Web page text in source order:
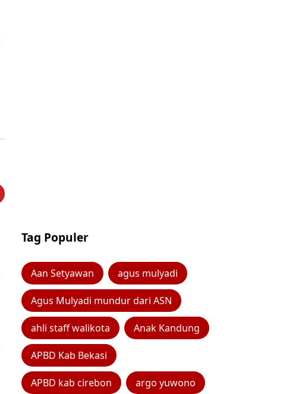
Tag Populer
Aan Setyawan agus mulyadi
Agus Mulyadi mundur dari ASN
ahli staff walikota Anak Kandung
APBD Kab Bekasi
APBD kab cirebon argo yuwono